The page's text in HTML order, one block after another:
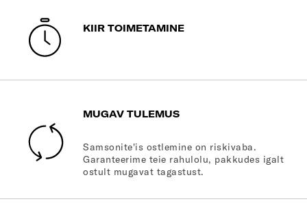
KIIR TOIMETAMINE
MUGAV TULEMUS
Samsonite'is ostlemine on riskivaba.
Garanteerime teie rahulolu, pakkudes igalt
ostult mugavat tagastust.